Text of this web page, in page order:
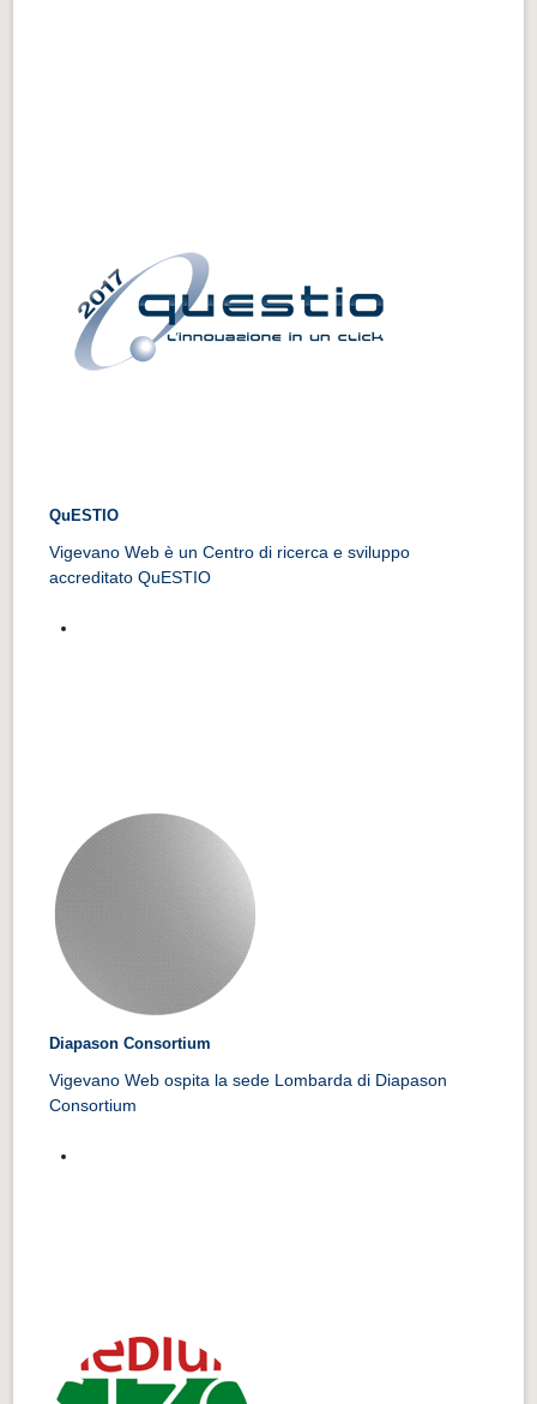
QuESTIO
Vigevano Web è un Centro di ricerca e sviluppo
accreditato QuESTIO
Diapason Consortium
Vigevano Web ospita la sede Lombarda di Diapason
Consortium